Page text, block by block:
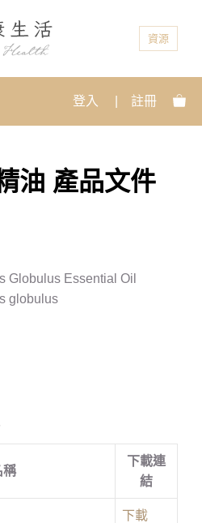
資源
登入 註冊
油 產品文件
Globulus Essential Oil
globulus
稱
下載連
結
下載